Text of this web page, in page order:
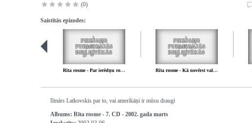
(0)
Saistītās epizodes:
PIEEJAMS
PUBLISKAJĀS
BIBLIOTĒKĀS
Rīta rosme - Par ierēdņu rotāciju pa dažādām institūcijām
PIEEJAMS
PUBLISKAJĀS
BIBLIOTĒKĀS
Rīta rosme - Kā novērst valstī haosu un ieviest kārtību
Ilmārs Latkovskis par to, vai amerikāņi ir mūsu draugi
Albums: Rīta rosme - 7. CD - 2002. gada marts